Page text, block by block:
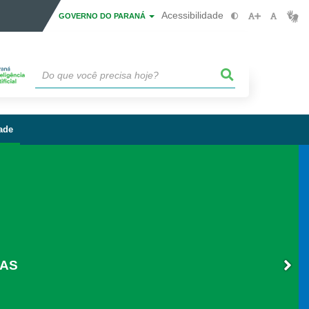
GOVERNO DO PARANÁ Acessibilidade
Nº 001/2025